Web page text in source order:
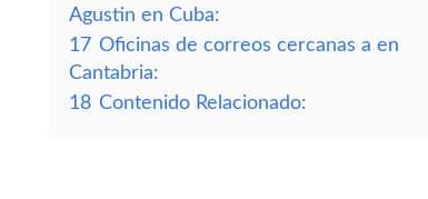
Agustin en Cuba:
17 Oficinas de correos cercanas a en
Cantabria:
18 Contenido Relacionado: